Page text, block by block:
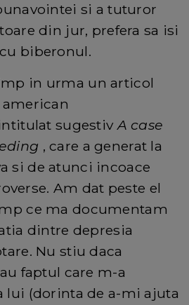
si a tuturor
din jur, prefera sa isi
biberonul.
in urma un articol
sugestivA case
, care a generat la
si de atunci incoace
Am dat peste el
ce ma documentam
dintre depresia
Nu stiu daca
faptul care m-a
lui (dorinta de a-mi ajuta